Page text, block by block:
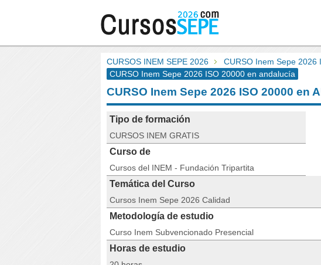
CURSOS INEM SEPE 2026
CURSO Inem Sepe 2026
CURSO Inem Sepe 2026 ISO 20000 en andalucía
CURSO Inem Sepe 2026 ISO 20000 en
Tipo de formación
CURSOS INEM GRATIS
Curso de
Cursos del INEM - Fundación Tripartita
Temática del Curso
Cursos Inem Sepe 2026 Calidad
Metodología de estudio
Curso Inem Subvencionado Presencial
Horas de estudio